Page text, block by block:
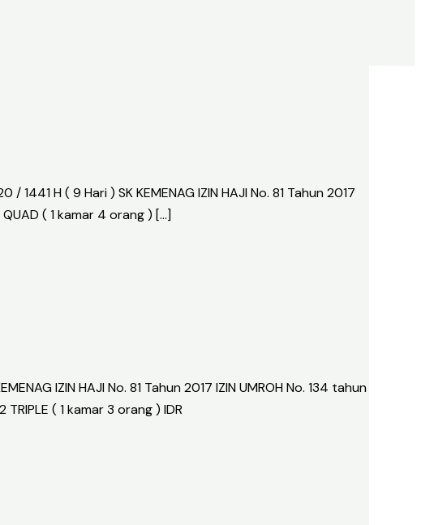
H ( 9 Hari ) SK KEMENAG IZIN HAJI No. 81 Tahun 2017
QUAD ( 1 kamar 4 orang ) […]
IZIN HAJI No. 81 Tahun 2017 IZIN UMROH No. 134 tahun
TRIPLE ( 1 kamar 3 orang ) IDR